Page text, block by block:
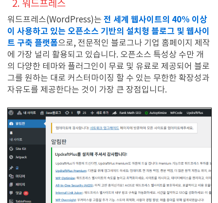
2. 워드프레스
워드프레스(WordPress)는 전 세계 웹사이트의 40% 이상
이 사용하고 있는 오픈소스 기반의 설치형 블로그 및 웹사이
트 구축 플랫폼으로, 전문적인 블로그나 기업 홈페이지 제작
에 가장 널리 활용되고 있습니다. 오픈소스 특성상 수만 개
의 다양한 테마와 플러그인이 무료 및 유료로 제공되어 블로
그를 원하는 대로 커스터마이징 할 수 있는 무한한 확장성과
자유도를 제공한다는 것이 가장 큰 장점입니다.